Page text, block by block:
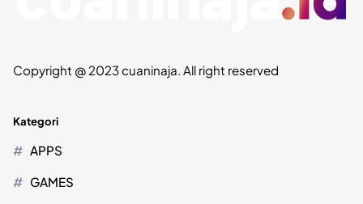
Copyright @ 2023 cuaninaja. All right reserved
Kategori
APPS
GAMES